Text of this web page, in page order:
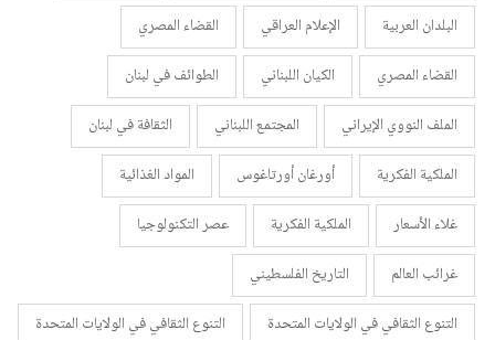
البلدان العربية
الإعلام العراقي
القضاء المصري
القضاء المصري
الكيان اللبناني
الطوائف في لبنان
الملف النووي الإيراني
المجتمع اللبناني
الثقافة في لبنان
الملكية الفكرية
أورغان أورتاغوس
المواد الغذائية
غلاء الأسعار
الملكية الفكرية
عصر التكنولوجيا
غرائب العالم
التاريخ الفلسطيني
التنوع الثقافي في الولايات المتحدة
التنوع الثقافي في الولايات المتحدة